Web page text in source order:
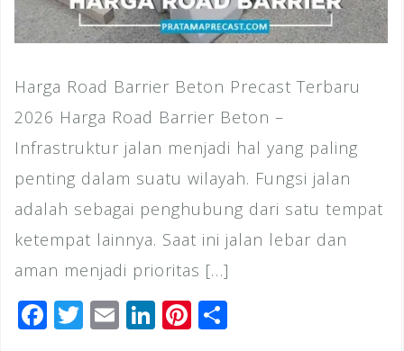
Harga Road Barrier Beton Precast Terbaru
2026 Harga Road Barrier Beton –
Infrastruktur jalan menjadi hal yang paling
penting dalam suatu wilayah. Fungsi jalan
adalah sebagai penghubung dari satu tempat
ketempat lainnya. Saat ini jalan lebar dan
aman menjadi prioritas […]
F T E Li Pi